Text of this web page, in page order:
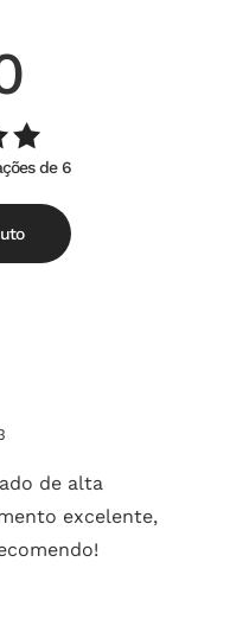
de 6
de alta
excelente,